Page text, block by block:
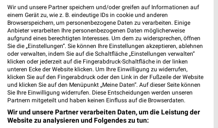
weekli - Prospekte & Angebote App
Alle EDEKA Angebote immer griffbereit – mit der kostenlosen
weekli App für iOS & Android.
✔Standortgenaue Angebote
✔Folge deinem Lieblingshändler
Wir und unsere Partner speichern und/oder greifen auf Informationen auf
einem Gerät zu, wie z. B. eindeutige IDs in cookie und anderen
Browserspeichern, um personenbezogene Daten zu verarbeiten. Einige
Anbieter verarbeiten Ihre personenbezogenen Daten möglicherweise
aufgrund eines berechtigten Interesses. Um dem zu widersprechen, öffnen
Sie die „Einstellungen“. Sie können Ihre Einstellungen akzeptieren, ablehnen
oder verwalten, indem Sie auf die Schaltfläche „Einstellungen verwalten“
klicken oder jederzeit auf die Fingerabdruck-Schaltfläche in der linken
unteren Ecke der Website klicken. Um Ihre Einwilligung zu widerrufen,
klicken Sie auf den Fingerabdruck oder den Link in der Fußzeile der Website
und klicken Sie auf den Menüpunkt „Meine Daten“. Auf dieser Seite können
Sie Ihre Einwilligung widerrufen. Diese Entscheidungen werden unseren
Partnern mitgeteilt und haben keinen Einfluss auf die Browserdaten.
Wir und unsere Partner verarbeiten Daten, um die Leistung der
Website zu analysieren und Folgendes zu tun: